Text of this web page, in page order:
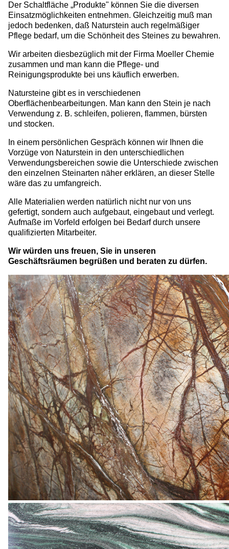
Der Schaltfläche „Produkte" können Sie die diversen
Einsatzmöglichkeiten entnehmen. Gleichzeitig muß man
jedoch bedenken, daß Naturstein auch regelmäßiger
Pflege bedarf, um die Schönheit des Steines zu bewahren.
Wir arbeiten diesbezüglich mit der Firma Moeller Chemie
zusammen und man kann die Pflege- und
Reinigungsprodukte bei uns käuflich erwerben.
Natursteine gibt es in verschiedenen
Oberflächenbearbeitungen. Man kann den Stein je nach
Verwendung z. B. schleifen, polieren, flammen, bürsten
und stocken.
In einem persönlichen Gespräch können wir Ihnen die
Vorzüge von Naturstein in den unterschiedlichen
Verwendungsbereichen sowie die Unterschiede zwischen
den einzelnen Steinarten näher erklären, an dieser Stelle
wäre das zu umfangreich.
Alle Materialien werden natürlich nicht nur von uns
gefertigt, sondern auch aufgebaut, eingebaut und verlegt.
Aufmaße im Vorfeld erfolgen bei Bedarf durch unsere
qualifizierten Mitarbeiter.
Wir würden uns freuen, Sie in unseren
Geschäftsräumen begrüßen und beraten zu dürfen.